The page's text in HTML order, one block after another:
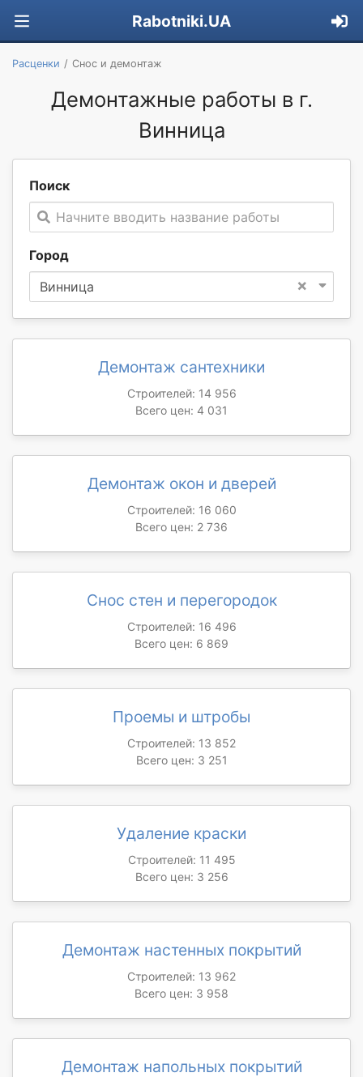
Rabotniki.UA
Расценки Снос и демонтаж
Демонтажные работы в г.
Винница
Поиск
Начните вводить название работы
Город
×
Винница
Демонтаж сантехники
Строителей: 14 956
Всего цен: 4 031
Демонтаж окон и дверей
Строителей: 16 060
Всего цен: 2 736
Снос стен и перегородок
Строителей: 16 496
Всего цен: 6 869
Проемы и штробы
Строителей: 13 852
Всего цен: 3 251
Удаление краски
Строителей: 11 495
Всего цен: 3 256
Демонтаж настенных покрытий
Строителей: 13 962
Всего цен: 3 958
Демонтаж напольных покрытий